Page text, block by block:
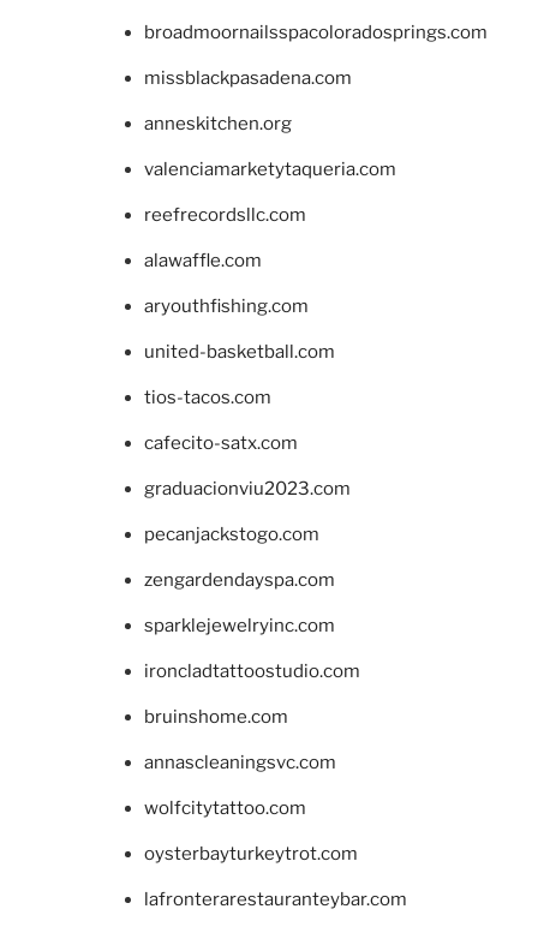
broadmoornailsspacoloradosprings.com
missblackpasadena.com
anneskitchen.org
valenciamarketytaqueria.com
reefrecordsllc.com
alawaffle.com
aryouthfishing.com
united-basketball.com
tios-tacos.com
cafecito-satx.com
graduacionviu2023.com
pecanjackstogo.com
zengardendayspa.com
sparklejewelryinc.com
ironcladtattoostudio.com
bruinshome.com
annascleaningsvc.com
wolfcitytattoo.com
oysterbayturkeytrot.com
lafronterarestauranteybar.com